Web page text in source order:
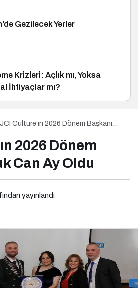
Gezilecek Yerler
Krizleri: Açlık mı, Yoksa
İhtiyaçlar mı?
JCI Culture’ın 2026 Dönem Başkanı
2026 Dönem
Can Ay Oldu
yayınlandı